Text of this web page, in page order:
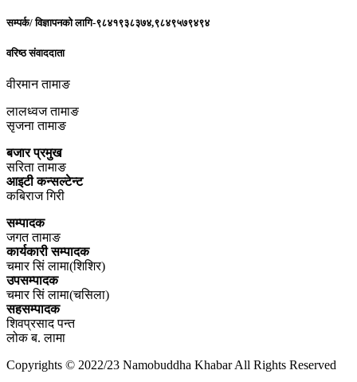
सम्पर्क/ विज्ञापनको लागि-९८४१९३८३७४,९८४९५७९४९४
वरिष्ठ संवाददाता
वीरमान तामाङ
लालध्वज तामाङ
सृजना तामाङ
बजार प्रमुख
सरिता तामाङ
आइटी कन्सल्टेन्ट
कबिराज गिरी
सम्पादक
जगत तामाङ
कार्यकारी सम्पादक
चमार सिं लामा(शिशिर)
उपसम्पादक
चमार सिं लामा(चसिला)
सहसम्पादक
शिवप्रसाद पन्त
लोक ब. लामा
Copyrights © 2022/23 Namobuddha Khabar All Rights Reserved